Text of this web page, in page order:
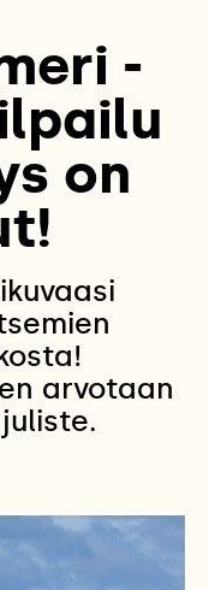
-
on
arvotaan